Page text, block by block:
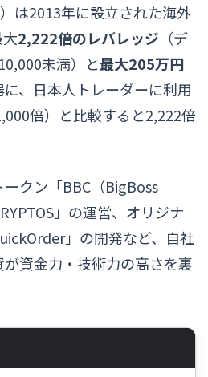
は2013年に設立された海外
2,222倍のレバレッジ （デ
未満）と最大205万円
に、日本人トレーダーに利用
倍）と比較すると2,222倍
クン「BBC（BigBoss
」の運営、オリジナ
」の開発など、自社
資金力・技術力の高さを裏